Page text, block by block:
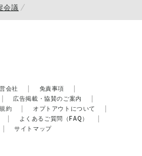
会議
会社 | 免責事項
|
| 広告掲載・協賛のご案内
|
約 | オプトアウトについて
|
| よくあるご質問（FAQ）
|
| サイトマップ